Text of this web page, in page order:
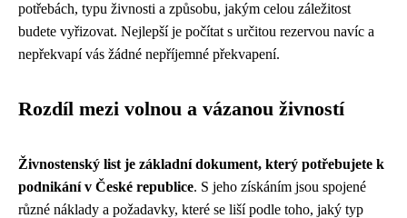
potřebách, typu živnosti a způsobu, jakým celou záležitost
budete vyřizovat. Nejlepší je počítat s určitou rezervou navíc a
nepřekvapí vás žádné nepříjemné překvapení.
Rozdíl mezi volnou a vázanou živností
Živnostenský list je základní dokument, který potřebujete k
podnikání v České republice. S jeho získáním jsou spojené
různé náklady a požadavky, které se liší podle toho, jaký typ